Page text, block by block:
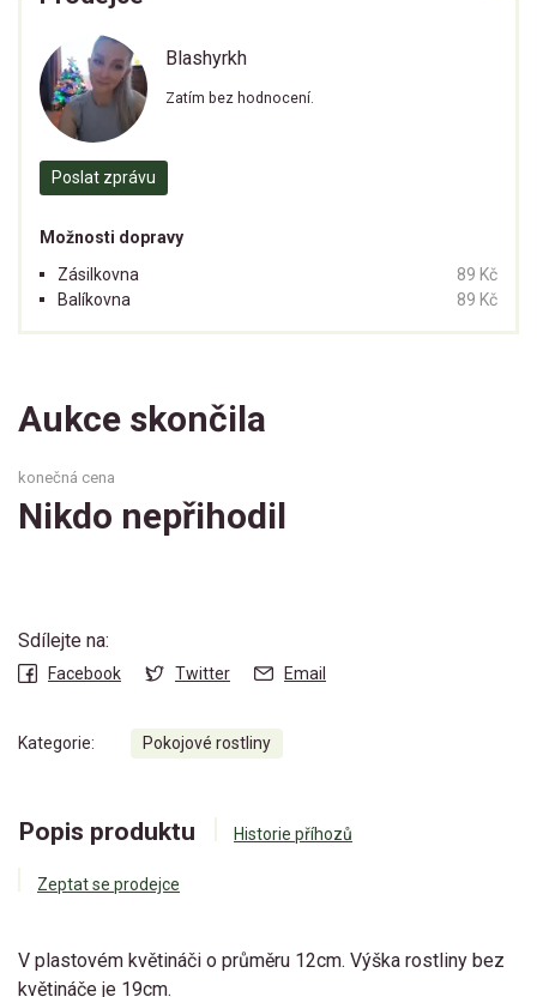
Blashyrkh
Zatím bez hodnocení.
Poslat zprávu
Možnosti dopravy
Zásilkovna
89 Kč
Balíkovna
89 Kč
Aukce skončila
konečná cena
Nikdo nepřihodil
Sdílejte na:
Facebook Twitter Email
Kategorie: Pokojové rostliny
Popis produktu Historie příhozů
Zeptat se prodejce
V plastovém květináči o průměru 12cm. Výška rostliny bez
květináče je 19cm.